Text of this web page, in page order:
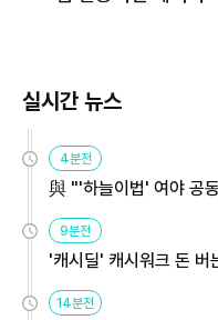
실시간 뉴스
4분전
與 "'하늘이법' 여야 공
9분전
'캐시딜' 캐시워크 돈 버
14분전